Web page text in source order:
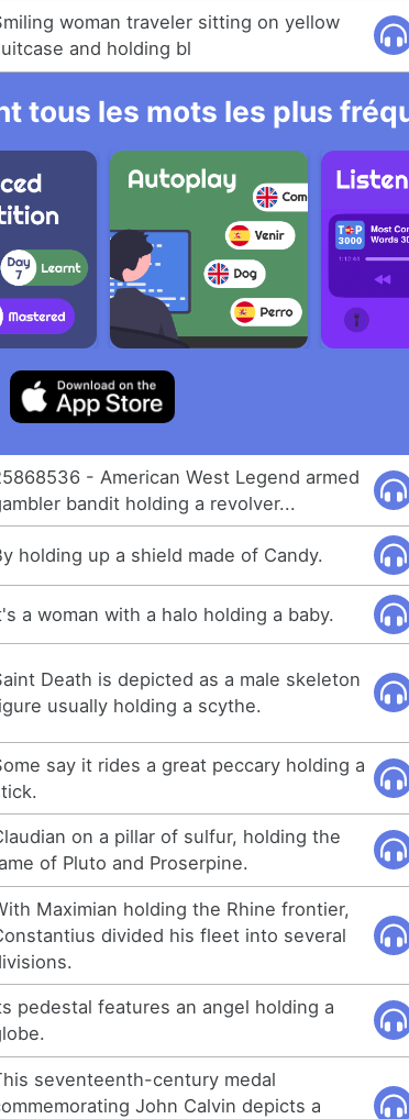
woman traveler sitting on yellow
and holding bl
tous les mots les plus
- American West Legend armed
bandit holding a revolver...
holding up a shield made of Candy.
a woman with a halo holding a baby.
Death is depicted as a male skeleton
usually holding a scythe.
say it rides a great peccary holding a
on a pillar of sulfur, holding the
of Pluto and Proserpine.
Maximian holding the Rhine frontier,
divided his fleet into several
pedestal features an angel holding a
seventeenth-century medal
John Calvin depicts a